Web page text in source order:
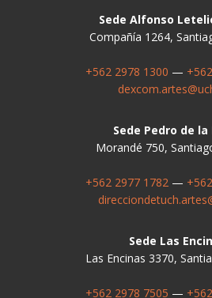
Sede Alfonso
Compañía 1264,
+562 2978 1300 —
Sede Pedro de la
Morandé 750,
+562 2977 1782—
Sede Las
Las Encinas 3370,
+562 2978 7505 —